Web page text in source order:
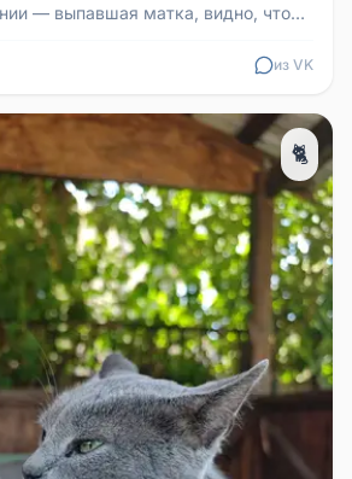
— выпавшая матка, видно, что
из VK
🐈